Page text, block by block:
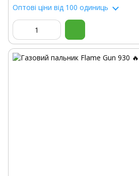
Оптові ціни від 100 одиниць